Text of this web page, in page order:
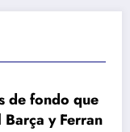
de fondo que
y Ferran